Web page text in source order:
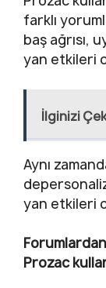
farklı
baş ağrısı,
yan etkileri
İlginizi
Aynı
yan etkileri
Prozac